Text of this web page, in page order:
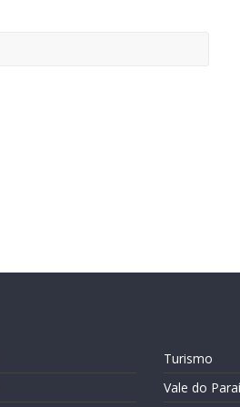
Turismo
Vale do